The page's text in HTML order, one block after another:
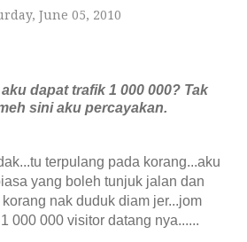
June 05, 2010
dapat trafik 1 000 000? Tak
sini aku percayakan.
terpulang pada korang...aku
yang boleh tunjuk jalan dan
nak duduk diam jer...jom
000 000 visitor datang nya......